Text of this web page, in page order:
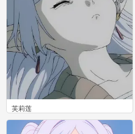
芙莉莲
0